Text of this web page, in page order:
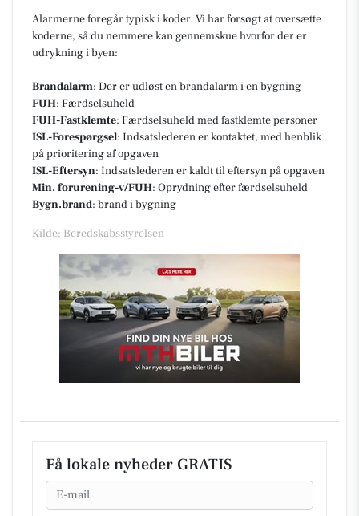
Alarmerne foregår typisk i koder. Vi har forsøgt at oversætte
koderne, så du nemmere kan gennemskue hvorfor der er
udrykning i byen:
Brandalarm: Der er udløst en brandalarm i en bygning
FUH: Færdselsuheld
FUH-Fastklemte: Færdselsuheld med fastklemte personer
ISL-Forespørgsel: Indsatslederen er kontaktet, med henblik
på prioritering af opgaven
ISL-Eftersyn: Indsatslederen er kaldt til eftersyn på opgaven
Min. forurening-v/FUH: Oprydning efter færdselsuheld
Bygn.brand: brand i bygning
Kilde: Beredskabsstyrelsen
Få lokale nyheder GRATIS
Email